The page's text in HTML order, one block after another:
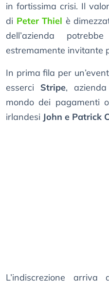
in fortissima crisi. Il
di Peter Thiel è
dell’azienda
estremamente invitante
In prima fila per
esserci Stripe,
mondo dei pagamenti
irlandesi John e Patrick
L’indiscrezione